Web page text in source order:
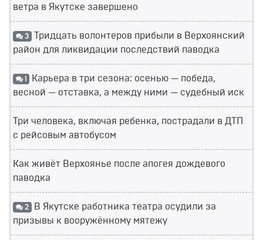
ветра в Якутске завершено
3 Тридцать волонтеров прибыли в Верхоянский
район для ликвидации последствий паводка
1 Карьера в три сезона: осенью — победа,
весной — отставка, а между ними — судебный иск
Три человека, включая ребенка, пострадали в ДТП
с рейсовым автобусом
Как живёт Верхоянье после апогея дождевого
паводка
2 В Якутске работника театра осудили за
призывы к вооружённому мятежу